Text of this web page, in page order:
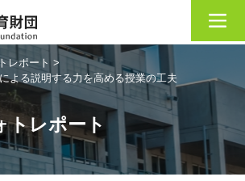
レポート >
よる説明する力を高める授業の工夫
トレポート